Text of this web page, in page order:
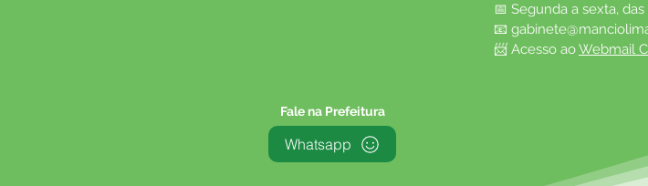
📅 Segunda a sexta,
📧
📨 Acesso ao Webmail
Fale na Prefeitura
Whatsapp